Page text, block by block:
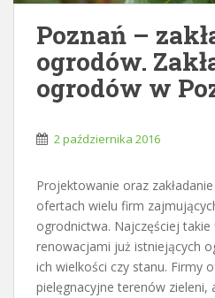
Poznań –
ogrodów.
ogrodów w
2 października 2016
Projektowanie oraz
ofertach wielu firm
ogrodnictwa. Najczęściej
renowacjami już istniejących
ich wielkości czy stanu. Firmy
pielęgnacyjne terenów zieleni,